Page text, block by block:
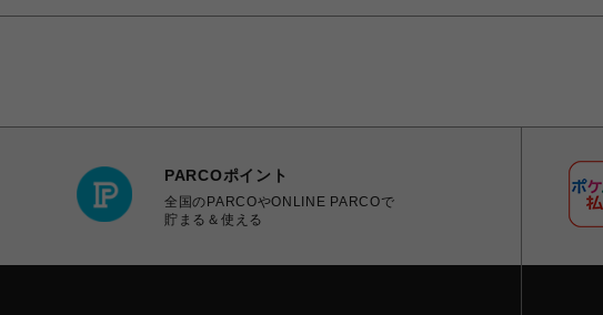
PARCOポイント
全国のPARCOやONLINE PARCOで
貯まる＆使える